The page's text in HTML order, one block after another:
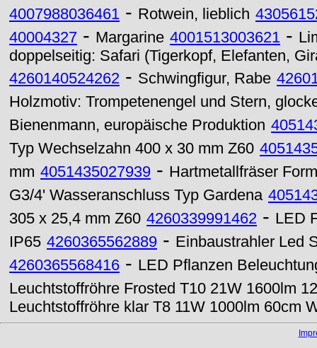
4007988036461 - Rotwein, lieblich
40004327 - Margarine 4001513003621 -
doppelseitig: Safari (Tigerkopf, Elefanten,
4260140524262 - Schwingfigur, Rabe
Holzmotiv: Trompetenengel und Stern,
Bienenmann, europäische Produktion
Typ Wechselzahn 400 x 30 mm Z60
mm 4051435027939 - Hartmetallfräser
G3/4' Wasseranschluss Typ Gardena
305 x 25,4 mm Z60 4260339991462 - LED
IP65 4260365562889 - Einbaustrahler Led
4260365568416 - LED Pflanzen
Leuchtstoffröhre Frosted T10 21W 1600lm
Leuchtstoffröhre klar T8 11W 1000lm 60cm